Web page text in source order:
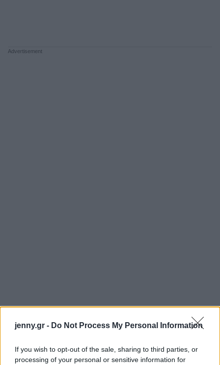
jenny.gr - Do Not Process My Personal Information
If you wish to opt-out of the sale, sharing to third parties, or
processing of your personal or sensitive information for
Η πρώτη από τις τέσσερις φωτογραφίες απεικονίζει